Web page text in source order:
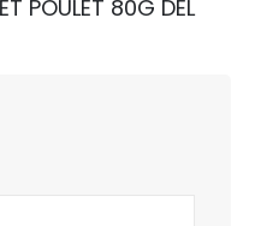
POULET 80G DEL